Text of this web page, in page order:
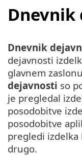
Dnevnik
Dnevnik
dejavnosti
glavnem
dejavnosti so
je pregledal
posodobitve
posodobitve
pregledi izdelka
drugo.